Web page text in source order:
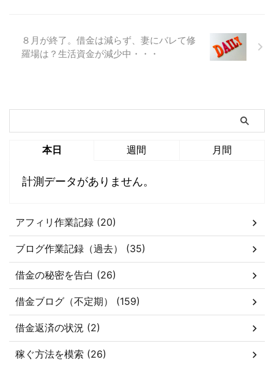
８月が終了。借金は減らず、妻にバレて修
羅場は？生活資金が減少中・・・
本日 週間 月間
計測データがありません。
アフィリ作業記録 (20)
ブログ作業記録（過去） (35)
借金の秘密を告白 (26)
借金ブログ（不定期） (159)
借金返済の状況 (2)
稼ぐ方法を模索 (26)